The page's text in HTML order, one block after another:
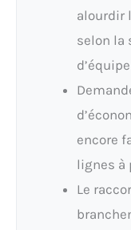
alourdir
selon la
encore
lignes à
Le